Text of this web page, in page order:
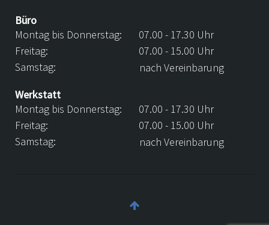
Büro
Montag bis Donnerstag:
07.00 - 17.30 Uhr
Freitag:
07.00 - 15.00 Uhr
Samstag:
nach Vereinbarung
Werkstatt
Montag bis Donnerstag:
07.00 - 17.30 Uhr
Freitag:
07.00 - 15.00 Uhr
Samstag:
nach Vereinbarung